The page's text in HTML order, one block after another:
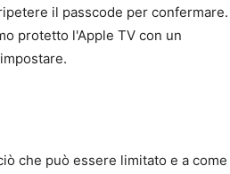
il passcode per confermare.
protetto l'Apple TV con un
che può essere limitato e a come